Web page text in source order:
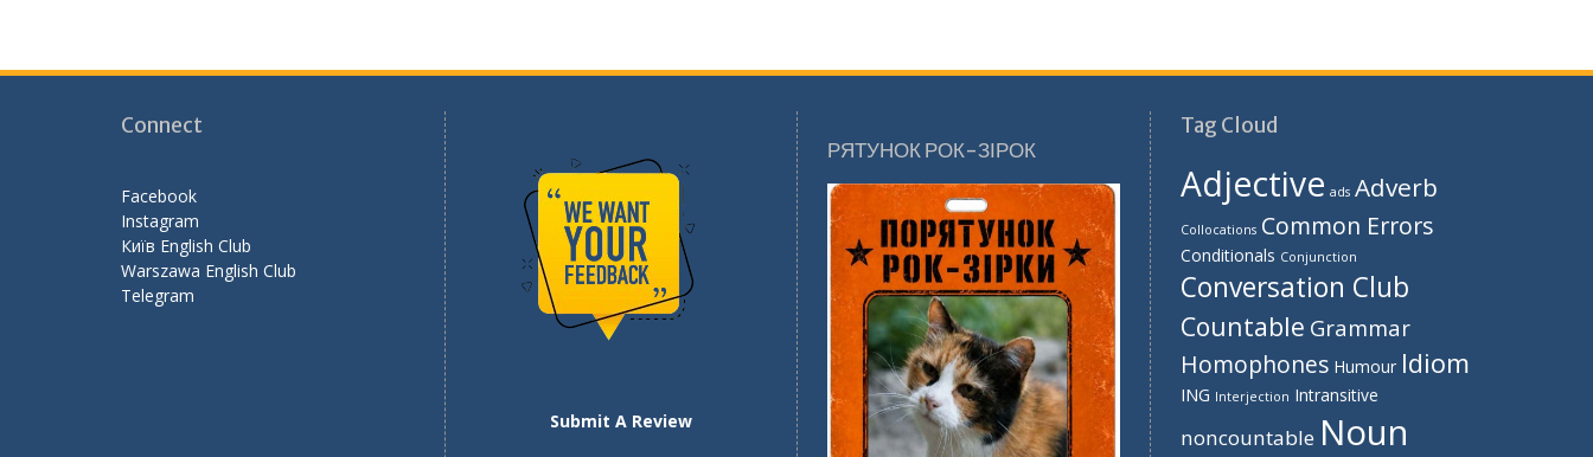
b
o
o
k
gr
a
m
d
Connect
Facebook
Instagram
Київ English Club
Warszawa English Club
Telegram
Submit A Review
РЯТУНОК РОК-ЗІРОК
Tag Cloud
Adjective ads Adverb
Collocations Common Errors
Conditionals Conjunction
Conversation Club
Countable Grammar
Homophones Humour Idiom
ING Interjection Intransitive
noncountable Noun